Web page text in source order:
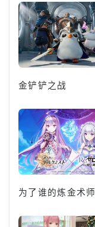
金铲铲之战
为了谁的炼金术师